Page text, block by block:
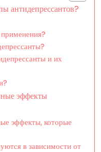
антидепрессантов?
и их
эффекты
эффекты, которые
в зависимости от